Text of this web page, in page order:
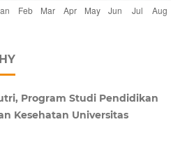
Program Studi Pendidikan
Kesehatan Universitas